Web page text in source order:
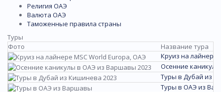
Религия ОАЭ
Валюта ОАЭ
Таможенные правила страны
Туры
Фото
Название тура
Круиз на лайнере
Осенние
Туры в Дубай из
Туры в ОАЭ из